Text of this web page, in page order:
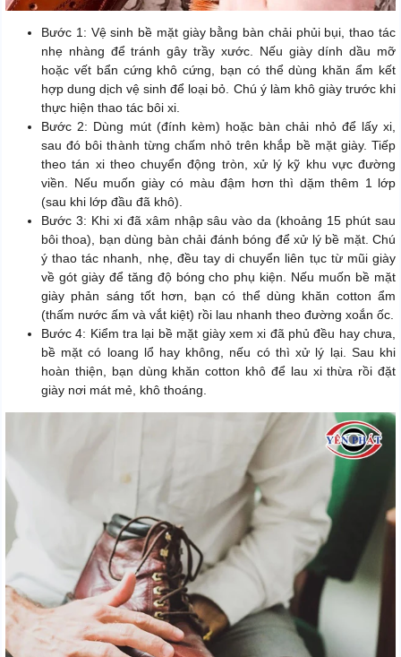
Bước 1: Vệ sinh bề mặt giày bằng bàn chải phủi bụi, thao tác
nhẹ nhàng để tránh gây trầy xước. Nếu giày dính dầu mỡ
hoặc vết bẩn cứng khô cứng, bạn có thể dùng khăn ẩm kết
hợp dung dịch vệ sinh để loại bỏ. Chú ý làm khô giày trước khi
thực hiện thao tác bôi xi.
Bước 2: Dùng mút (đính kèm) hoặc bàn chải nhỏ để lấy xi,
sau đó bôi thành từng chấm nhỏ trên khắp bề mặt giày. Tiếp
theo tán xi theo chuyển động tròn, xử lý kỹ khu vực đường
viền. Nếu muốn giày có màu đậm hơn thì dặm thêm 1 lớp
(sau khi lớp đầu đã khô).
Bước 3: Khi xi đã xâm nhập sâu vào da (khoảng 15 phút sau
bôi thoa), bạn dùng bàn chải đánh bóng để xử lý bề mặt. Chú
ý thao tác nhanh, nhẹ, đều tay di chuyển liên tục từ mũi giày
về gót giày để tăng độ bóng cho phụ kiện. Nếu muốn bề mặt
giày phản sáng tốt hơn, bạn có thể dùng khăn cotton ẩm
(thấm nước ấm và vắt kiệt) rồi lau nhanh theo đường xoắn ốc.
Bước 4: Kiểm tra lại bề mặt giày xem xi đã phủ đều hay chưa,
bề mặt có loang lổ hay không, nếu có thì xử lý lại. Sau khi
hoàn thiện, bạn dùng khăn cotton khô để lau xi thừa rồi đặt
giày nơi mát mẻ, khô thoáng.